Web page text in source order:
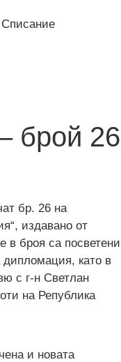
Списание
брой 26
бр. 26 на
издавано от
в броя са посветени
дипломация, като в
с г-н Светлан
на Република
и новата